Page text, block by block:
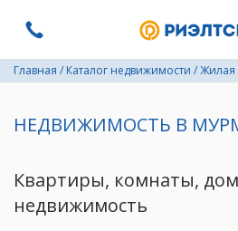
Главная / Каталог недвижимости /Жилая
НЕДВИЖИМОСТЬ В
Квартиры, комнаты,
недвижимость